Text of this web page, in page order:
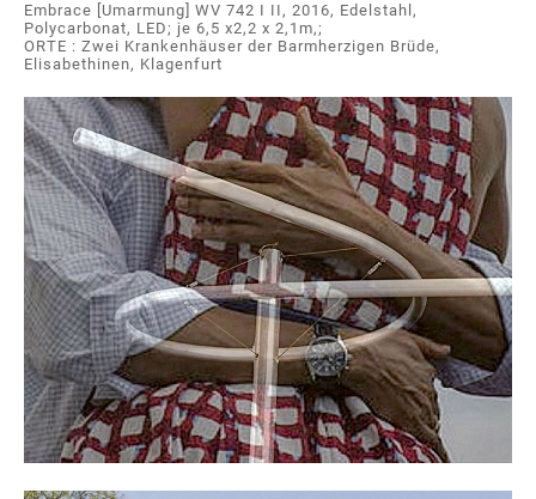
Embrace [Umarmung] WV 742 I II, 2016, Edelstahl,
Polycarbonat, LED; je 6,5 x2,2 x 2,1m,;
ORTE : Zwei Krankenhäuser der Barmherzigen Brüde,
Elisabethinen, Klagenfurt